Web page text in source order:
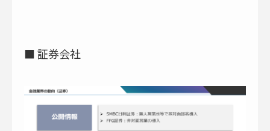
■ 証券会社